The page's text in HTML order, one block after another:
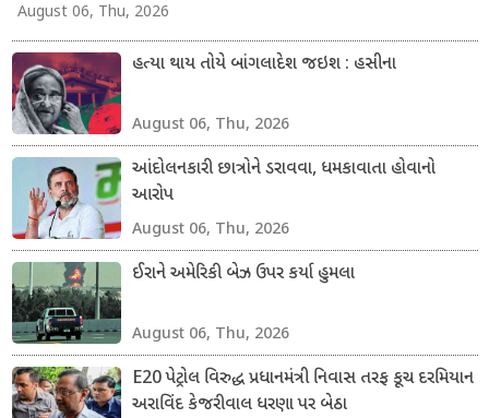
August 06, Thu, 2026
હત્યા થાય તોયે બાંગલાદેશ જઇશ : હસીના
August 06, Thu, 2026
આંદોલનકારી છાત્રોને ડરાવવા, ધમકાવાતા હોવાનો
આરોપ
August 06, Thu, 2026
ઈરાને અમેરિકી બેઝ ઉપર કર્યા હુમલા
August 06, Thu, 2026
E20 પેટ્રોલ વિરુદ્ધ પ્રધાનમંત્રી નિવાસ તરફ કૂચ દરમિયાન
અરાવિંદ કેજરીવાલ ધરણા પર બેઠા